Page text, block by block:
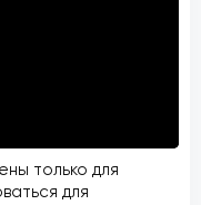
только для
для